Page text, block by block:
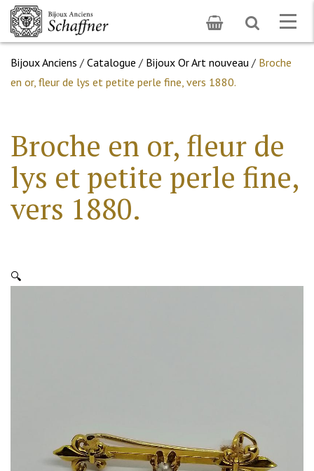
Toggle
search
Bijoux Anciens / Catalogue / Bijoux Or Art nouveau / Broche
en or, fleur de lys et petite perle fine, vers 1880.
Broche en or, fleur de
lys et petite perle fine,
vers 1880.
🔍